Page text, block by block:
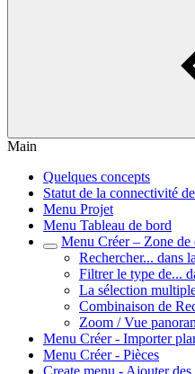
Main
Quelques concepts
Statut de la connectivité
Menu Projet
Menu Tableau de bord
Menu Créer – Zone de
Rechercher... dans
Filtrer le type de...
La sélection
Combinaison de
Zoom / Vue
Menu Créer - Importer
Menu Créer - Pièces
Create menu - Ajouter